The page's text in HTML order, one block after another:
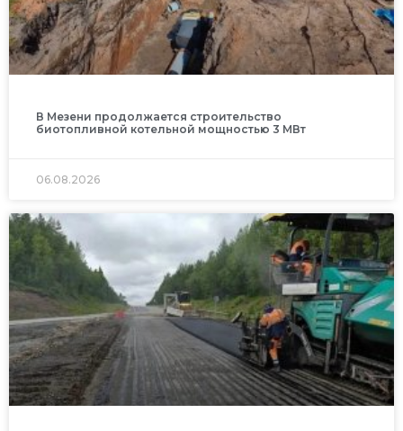
В Мезени продолжается строительство
биотопливной котельной мощностью 3 МВт
06.08.2026